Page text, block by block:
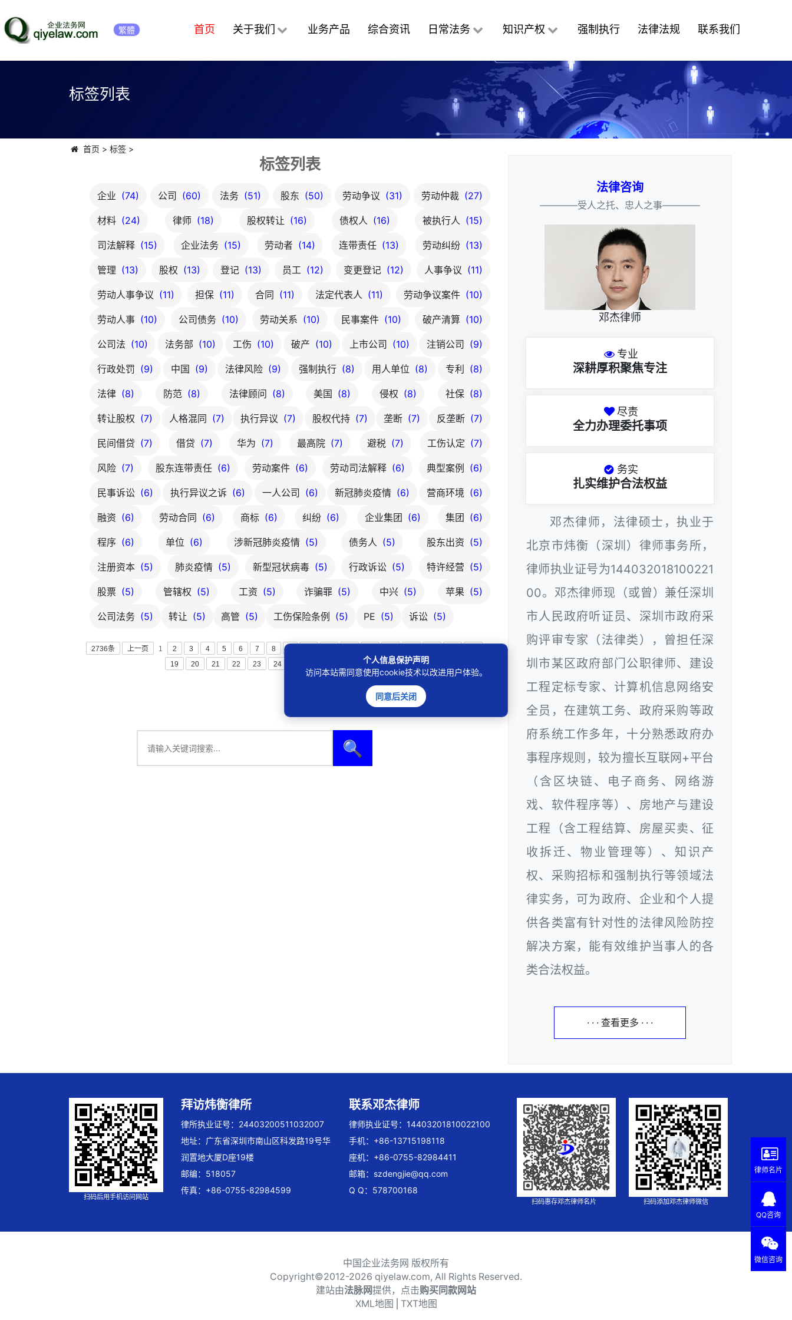
繁體 首页 关于我们 业务产品 综合资讯 日常法务 知识产权 强制执行 法律法规 联系我们
标签列表
首页 > 标签>
标签列表
企业 (74) 公司 (60) 法务 (51) 股东 (50) 劳动争议 (31) 劳动仲裁 (27)
材料 (24) 律师 (18) 股权转让 (16) 债权人 (16) 被执行人 (15)
司法解释 (15) 企业法务 (15) 劳动者 (14) 连带责任 (13) 劳动纠纷 (13)
管理 (13) 股权 (13) 登记 (13) 员工 (12) 变更登记 (12) 人事争议 (11)
劳动人事争议 (11) 担保 (11) 合同 (11) 法定代表人 (11) 劳动争议案件 (10)
劳动人事 (10) 公司债务 (10) 劳动关系 (10) 民事案件 (10) 破产清算 (10)
公司法 (10) 法务部 (10) 工伤 (10) 破产 (10) 上市公司 (10) 注销公司 (9)
行政处罚 (9) 中国 (9) 法律风险 (9) 强制执行 (8) 用人单位 (8) 专利 (8)
法律 (8) 防范 (8) 法律顾问 (8) 美国 (8) 侵权 (8) 社保 (8)
转让股权 (7) 人格混同 (7) 执行异议 (7) 股权代持 (7) 垄断 (7) 反垄断 (7)
民间借贷 (7) 借贷 (7) 华为 (7) 最高院 (7) 避税 (7) 工伤认定 (7)
风险 (7) 股东连带责任 (6) 劳动案件 (6) 劳动司法解释 (6) 典型案例 (6)
民事诉讼 (6) 执行异议之诉 (6) 一人公司 (6) 新冠肺炎疫情 (6) 营商环境 (6)
融资 (6) 劳动合同 (6) 商标 (6) 纠纷 (6) 企业集团 (6) 集团 (6)
程序 (6) 单位 (6) 涉新冠肺炎疫情 (5) 债务人 (5) 股东出资 (5)
注册资本 (5) 肺炎疫情 (5) 新型冠状病毒 (5) 行政诉讼 (5) 特许经营 (5)
股票 (5) 管辖权 (5) 工资 (5) 诈骗罪 (5) 中兴 (5) 苹果 (5)
公司法务 (5) 转让 (5) 高管 (5) 工伤保险条例 (5) PE (5) 诉讼 (5)
2736条 上一页 1 2 3 4 5 6 7 8
19
20 21 22 23 24 下一页
🔍
法律咨询
————受人之托、忠人之事————
邓杰律师
专业
深耕厚积聚焦专注
尽责
全力办理委托事项
务实
扎实维护合法权益
邓杰律师，法律硕士，执业于
北京市炜衡（深圳）律师事务所，
律师执业证号为144032018100221
00。邓杰律师现（或曾）兼任深圳
市人民政府听证员、深圳市政府采
购评审专家（法律类），曾担任深
圳市某区政府部门公职律师、建设
工程定标专家、计算机信息网络安
全员，在建筑工务、政府采购等政
府系统工作多年，十分熟悉政府办
事程序规则，较为擅长互联网+平台
（含区块链、电子商务、网络游
戏、软件程序等）、房地产与建设
工程（含工程结算、房屋买卖、征
收拆迁、物业管理等）、知识产
权、采购招标和强制执行等领域法
律实务，可为政府、企业和个人提
供各类富有针对性的法律风险防控
解决方案，能有效维护当事人的各
类合法权益。
· · · 查看更多 · · ·
扫码后用手机访问网站
拜访炜衡律所
律所执业证号：24403200511032007
地址：广东省深圳市南山区科发路19号华
润置地大厦D座19楼
邮编：518057
传真：+86-0755-82984599
联系邓杰律师
律师执业证号：14403201810022100
手机：+86-13715198118
座机：+86-0755-82984411
邮箱： szdengjie@qq.com
Q Q：578700168
扫码惠存邓杰律师名片 扫码添加邓杰律师微信
中国企业法务网 版权所有
Copyright©2012-2026 qiyelaw.com, All Rights Reserved.
建站由法脉网提供，点击购买同款网站
个人信息保护声明
访问本站需同意使用cookie技术以改进用户体验。
同意后关闭
XML地图 TXT地图
律师名片
QQ咨询
微信咨询